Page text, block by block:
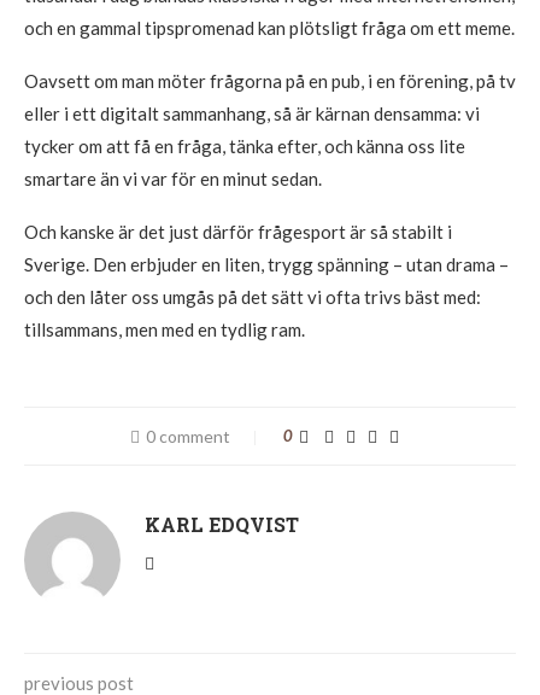
och en gammal tipspromenad kan plötsligt fråga om ett meme.
Oavsett om man möter frågorna på en pub, i en förening, på tv
eller i ett digitalt sammanhang, så är kärnan densamma: vi
tycker om att få en fråga, tänka efter, och känna oss lite
smartare än vi var för en minut sedan.
Och kanske är det just därför frågesport är så stabilt i
Sverige. Den erbjuder en liten, trygg spänning – utan drama –
och den låter oss umgås på det sätt vi ofta trivs bäst med:
tillsammans, men med en tydlig ram.
0 comment 0
KARL EDQVIST
previous post